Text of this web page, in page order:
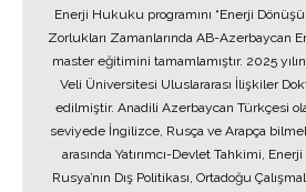
Enerji Hukuku programını “Enerji
Zorlukları Zamanlarında AB-Azerbaycan
master eğitimini tamamlamıştır. 2025
Veli Üniversitesi Uluslararası İlişkiler
edilmiştir. Anadili Azerbaycan Türkçesi
seviyede İngilizce, Rusça ve Arapça
arasında Yatırımcı-Devlet Tahkimi,
Rusya’nın Dış Politikası, Ortadoğu